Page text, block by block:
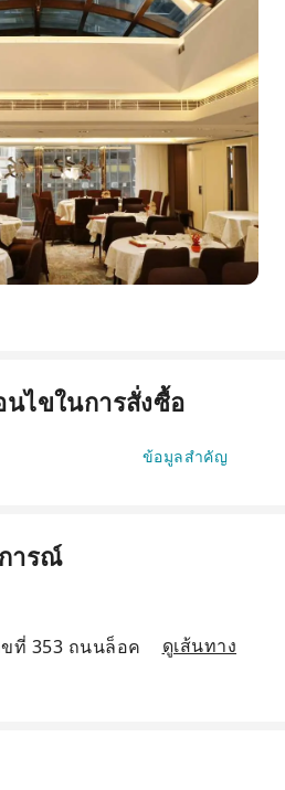
ไขในการสั่งซื้อ
ข้อมูลสำคัญ
ารณ์
ที่ 353 ถนนล็อค
ดูเส้นทาง